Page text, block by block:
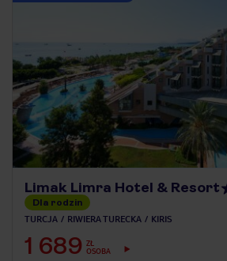
Limak Limra Hotel & Resort
Dla rodzin
TURCJA RIWIERA TURECKA KIRIS
1 689 ZŁ
OSOBA